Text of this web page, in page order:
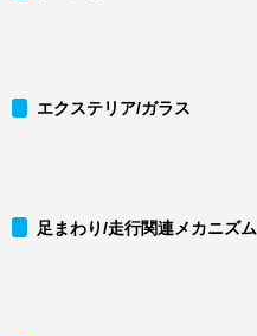
エクステリア/ガラス
足まわり/走行関連メカニズム